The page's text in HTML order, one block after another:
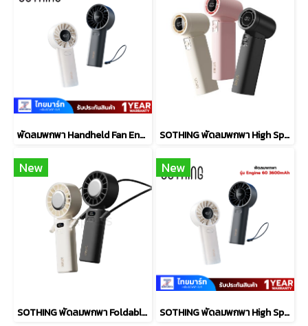
พัดลมพกพา Handheld Fan Engine 60 1200mAh SOTHING พัดลมพกพา High Speed Handheld Fan-Engine Slim [3600 mAh]
New
SOTHING พัดลมพกพา Foldable Handheld Fan Engine Z [3600mAh]
New
SOTHING พัดลมพกพา High Speed Handheld Fan-Engine 60 [3600 mAh]